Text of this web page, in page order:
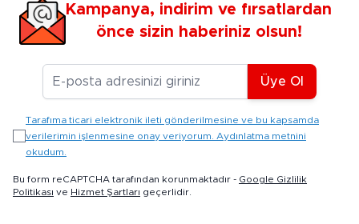
Kampanya, indirim ve fırsatlardan
önce sizin haberiniz olsun!
E-posta Adresiniz
Üye Ol
Tarafıma ticari elektronik ileti gönderilmesine ve bu kapsamda
verilerimin işlenmesine onay veriyorum. Aydınlatma metnini
okudum.
Bu form reCAPTCHA tarafından korunmaktadır - Google Gizlilik
Politikası ve Hizmet Şartları geçerlidir.